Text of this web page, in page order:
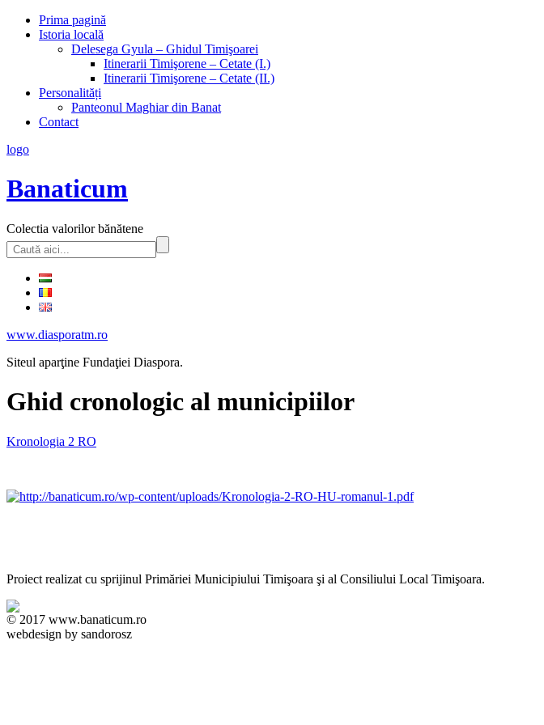
Prima pagină
Istoria locală
Delesega Gyula – Ghidul Timişoarei
Itinerarii Timişorene – Cetate (I.)
Itinerarii Timişorene – Cetate (II.)
Personalități
Panteonul Maghiar din Banat
Contact
logo
Banaticum
Colectia valorilor bănătene
www.diasporatm.ro
Siteul aparţine Fundaţiei Diaspora.
Ghid cronologic al municipiilor
Kronologia 2 RO
Proiect realizat cu sprijinul Primăriei Municipiului Timişoara şi al Consiliului Local Timişoara.
© 2017 www.banaticum.ro
webdesign by sandorosz